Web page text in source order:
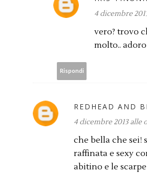
4 dicembre
vero? trovo
molto..
Rispondi
REDHEAD AND
4 dicembre 2013 alle
che bella che sei!
raffinata e sexy
abitino e le